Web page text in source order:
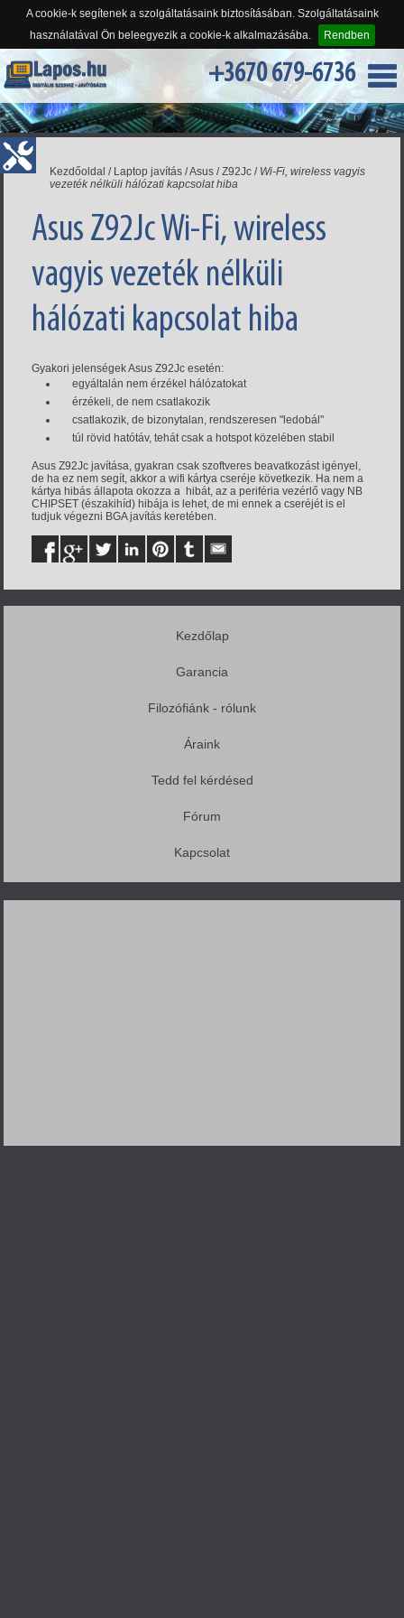
A cookie-k segítenek a szolgáltatásaink biztosításában. Szolgáltatásaink
használatával Ön beleegyezik a cookie-k alkalmazásába.
Rendben
+3670 679-6736
Kezdőoldal / Laptop javítás /Asus /Z92Jc / Wi-Fi, wireless vagyis
vezeték nélküli hálózati kapcsolat hiba
Asus Z92Jc Wi-Fi, wireless
vagyis vezeték nélküli
hálózati kapcsolat hiba
Gyakori jelenségek Asus Z92Jc esetén:
egyáltalán nem érzékel hálózatokat
érzékeli, de nem csatlakozik
csatlakozik, de bizonytalan, rendszeresen "ledobál"
túl rövid hatótáv, tehát csak a hotspot közelében stabil
Asus Z92Jc javítása, gyakran csak szoftveres beavatkozást igényel,
de ha ez nem segít, akkor a wifi kártya cseréje következik. Ha nem a
kártya hibás állapota okozza a hibát, az a periféria vezérlő vagy NB
CHIPSET (északihíd) hibája is lehet, de mi ennek a cseréjét is el
tudjuk végezni BGA javítás keretében.
Kezdőlap
Garancia
Filozófiánk - rólunk
Áraink
Tedd fel kérdésed
Fórum
Kapcsolat